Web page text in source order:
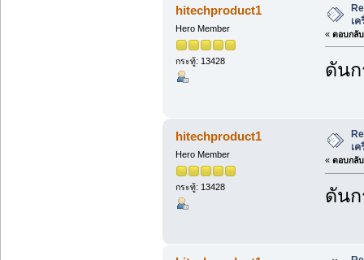
hitechproduct1
Hero Member
กระทู้: 13428
เ
« ตอบกลั
ดัน
hitechproduct1
Hero Member
กระทู้: 13428
เ
« ตอบกลั
ดัน